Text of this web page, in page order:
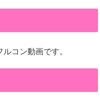
コン動画です。